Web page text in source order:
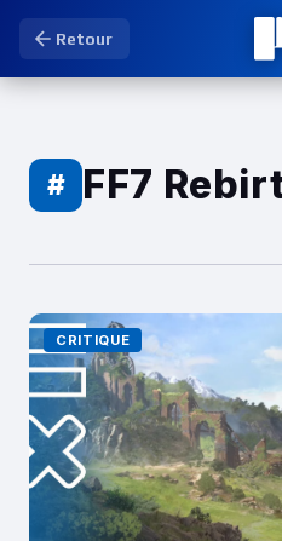
Retour
# FF7
CRITIQUE